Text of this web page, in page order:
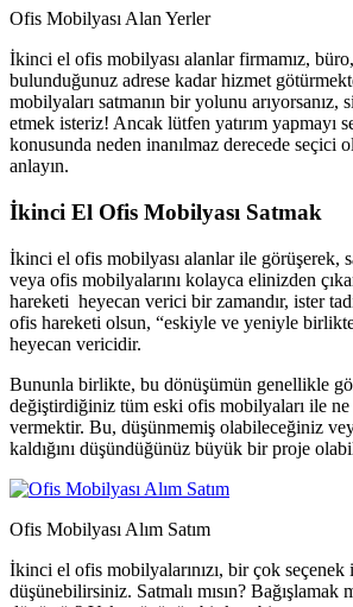
Ofis Mobilyası Alan Yerler
İkinci el ofis mobilyası alanlar firmamız,
bulunduğunuz adrese kadar hizmet
mobilyaları satmanın bir yolunu arıyorsanız,
etmek isteriz! Ancak lütfen yatırım yapmayı
konusunda neden inanılmaz derecede seçici
anlayın.
İkinci El Ofis Mobilyası Satmak
İkinci el ofis mobilyası alanlar ile görüşerek,
veya ofis mobilyalarını kolayca elinizden
hareketi heyecan verici bir zamandır, ister
ofis hareketi olsun, “eskiyle ve yeniyle
heyecan vericidir.
Bununla birlikte, bu dönüşümün genellikle
değiştirdiğiniz tüm eski ofis mobilyaları ile ne
vermektir. Bu, düşünmemiş olabileceğiniz
kaldığını düşündüğünüz büyük bir proje
Ofis Mobilyası Alım Satım
İkinci el ofis mobilyalarınızı, bir çok
düşünebilirsiniz. Satmalı mısın? Bağışlamak